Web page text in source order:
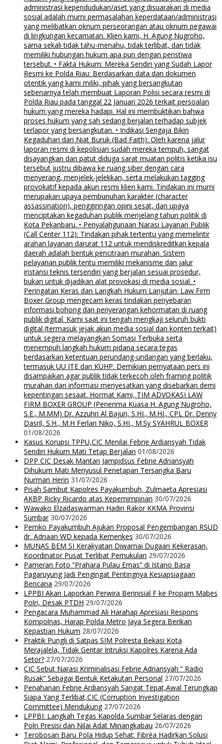
administrasi kependudukan/aset yang disuarakan di media
sosial adalah murni permasalahan keperdataan/administrasi
yang melibatkan oknum perseorangan atau oknum pegawai
di lingkungan kecamatan. Klien kami, H. Agung Nugroho,
sama sekali tidak tahu-menahu, tidak terlibat, dan tidak
memiliki hubungan hukum apa pun dengan peristiwa
tersebut. • Fakta Hukum: Mereka Sendiri yang Sudah Lapor
Resmi ke Polda Riau: Berdasarkan data dan dokumen
otentik yang kami miliki, pihak yang bersangkutan
sebenarnya telah membuat Laporan Polisi secara resmi di
Polda Riau pada tanggal 22 Januari 2026 terkait persoalan
hukum yang mereka hadapi. Hal ini membuktikan bahwa
proses hukum yang sah sedang berjalan terhadap subjek
terlapor yang bersangkutan. • Indikasi Sengaja Bikin
Kegaduhan dan Niat Buruk (Bad Faith): Oleh karena jalur
laporan resmi di kepolisian sudah mereka tempuh, sangat
disayangkan dan patut diduga sarat muatan politis ketika isu
tersebut justru dibawa ke ruang siber dengan cara
menyerang, menjelek-jelekkan, serta melakukan tagging
provokatif kepada akun resmi klien kami. Tindakan ini murni
merupakan upaya pembunuhan karakter (character
assassination), penggiringan opini sesat, dan upaya
menciptakan kegaduhan publik menjelang tahun politik di
Kota Pekanbaru. • Penyalahgunaan Narasi Layanan Publik
(Call Center 112): Tindakan pihak tertentu yang memelintir
arahan layanan darurat 112 untuk mendiskreditkan kepala
daerah adalah bentuk pencitraan murahan. Sistem
pelayanan publik tentu memiliki mekanisme dan jalur
instansi teknis tersendiri yang berjalan sesuai prosedur,
bukan untuk dijadikan alat provokasi di media sosial. •
Peringatan Keras dan Langkah Hukum Lanjutan: Law Firm
Boxer Group mengecam keras tindakan penyebaran
informasi bohong dan penyerangan kehormatan di ruang
publik digital. Kami saat ini tengah mengkaji seluruh bukti
digital (termasuk jejak akun media sosial dan konten terkait)
untuk segera melayangkan Somasi Terbuka serta
menempuh langkah hukum pidana secara tegas
berdasarkan ketentuan perundang-undangan yang berlaku,
termasuk UU ITE dan KUHP. Demikian pernyataan pers ini
disampaikan agar publik tidak terkecoh oleh framing politik
murahan dan informasi menyesatkan yang disebarkan demi
kepentingan sesaat. Hormat Kami, TIM ADVOKASI LAW
FIRM BOXER GROUP (Penerima Kuasa H. Agung Nugroho,
S.E., M.MM) Dr. Azzuhri Al Bajuri, S.HI., M.HI., CPL Dr. Denny
Dasril, S.H., M.H Ferlan Niko, S.HI., M.Sy SYAHRUL BOXER
01/08/2026
Kasus Korupsi TPPU,CIC Menilai Febrie Ardiansyah Tidak
Sendiri Hukum Mati Tetap Berjalan 01/08/2026
DPP CIC Desak Mantan Jampidsus Febrie Adriansyah
Dihukum Mati Menyusul Penetapan Tersangka Baru
Nurman Herin 31/07/2026
Pisah Sambut Kapolres Payakumbuh, Zulmaeta Apresiasi
AKBP Ricky Ricardo atas Kepemimpinan 30/07/2026
Wawako Elzadaswarman Hadiri Rakor KKMA Provinsi
Sumbar 30/07/2026
Pemko Payakumbuh Ajukan Proposal Pengembangan RSUD
dr. Adnaan WD kepada Kemenkes 30/07/2026
MUNAS BEM SI Kerakyatan Diwarnai Dugaan Kekerasan,
Koordinator Pusat Terlibat Pemukulan 29/07/2026
Pameran Foto “Prahara Pulau Emas” di Istano Basa
Pagaruyung Jadi Pengingat Pentingnya Kesiapsiagaan
Bencana 29/07/2026
LPPBI Akan Laporkan Perwira Berinisial F ke Propam Mabes
Polri, Desak PTDH 29/07/2026
Pengacara Muhammad Ali Harahap Apresiasi Respons
Kompolnas, Harap Polda Metro Jaya Segera Berikan
Kepastian Hukum 28/07/2026
Praktik Pungli di Satpas SIM Polresta Bekasi Kota
Merajalela, Tidak Gentar Intruksi Kapolres Karena Ada
Setor? 27/07/2026
CIC Sebut Narasi Kriminalisasi Febrie Adriansyah ” Radio
Rusak” Sebagai Bentuk Ketakutan Personal 27/07/2026
Penahanan Febrie Ardiansyah Sangat Tepat,Awal Terungkap
Siapa Yang Terlibat,CIC (Corruption Investigation
Committee) Mendukung 27/07/2026
LPPBI: Langkah Tegas Kapolda Sumbar Selaras dengan
Polri Presisi dan Nilai Adat Minangkabau 26/07/2026
Terobosan Baru Pola Hidup Sehat: Fibréa Hadirkan Solusi